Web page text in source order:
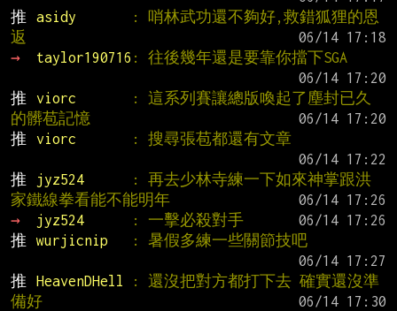
推
asidy
: 哨林武功還不夠好,救錯狐狸的恩
返
→
taylor190716 : 往後幾年還是要靠你擋下SGA
推
viorc
: 這系列賽讓總版喚起了塵封已久
的髒苞記憶
推
viorc
: 搜尋張苞都還有文章
推
jyz524
: 再去少林寺練一下如來神掌跟洪
家鐵線拳看能不能明年
→
jyz524 : 一擊必殺對手
推
wurjicnip
: 暑假多練一些關節技吧
推
HeavenDHell
: 還沒把對方都打下去 確實還沒準
備好